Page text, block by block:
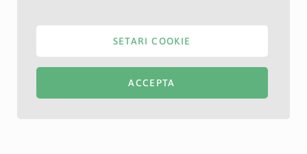
ACCEPTA
SETARI COOKIE